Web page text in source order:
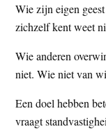
Wie zijn eigen
zichzelf kent weet
Wie anderen
niet. Wie niet van
Een doel hebben
vraagt